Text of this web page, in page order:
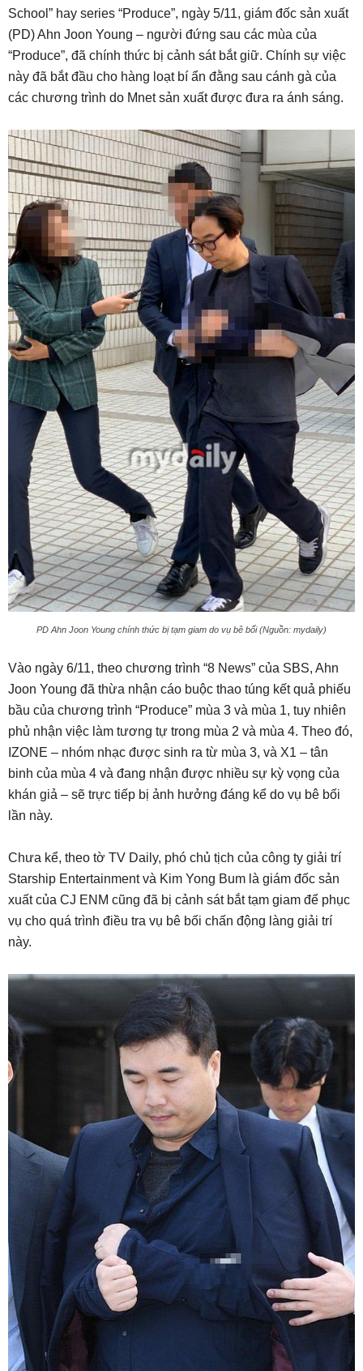
School” hay series “Produce”, ngày 5/11, giám đốc sản xuất
(PD) Ahn Joon Young – người đứng sau các mùa của
“Produce”, đã chính thức bị cảnh sát bắt giữ. Chính sự việc
này đã bắt đầu cho hàng loạt bí ẩn đằng sau cánh gà của
các chương trình do Mnet sản xuất được đưa ra ánh sáng.
PD Ahn Joon Young chính thức bị tạm giam do vụ bê bối (Nguồn: mydaily)
Vào ngày 6/11, theo chương trình “8 News” của SBS, Ahn
Joon Young đã thừa nhận cáo buộc thao túng kết quả phiếu
bầu của chương trình “Produce” mùa 3 và mùa 1, tuy nhiên
phủ nhận việc làm tương tự trong mùa 2 và mùa 4. Theo đó,
IZONE – nhóm nhạc được sinh ra từ mùa 3, và X1 – tân
binh của mùa 4 và đang nhận được nhiều sự kỳ vọng của
khán giả – sẽ trực tiếp bị ảnh hưởng đáng kể do vụ bê bối
lần này.
Chưa kể, theo tờ TV Daily, phó chủ tịch của công ty giải trí
Starship Entertainment và Kim Yong Bum là giám đốc sản
xuất của CJ ENM cũng đã bị cảnh sát bắt tạm giam để phục
vụ cho quá trình điều tra vụ bê bối chấn động làng giải trí
này.